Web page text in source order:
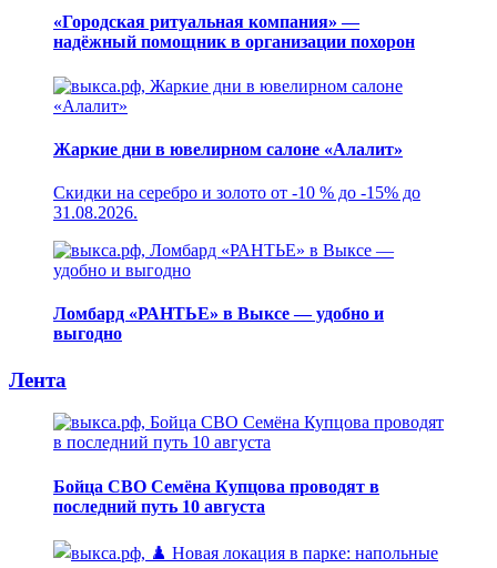
«Городская ритуальная компания» —
надёжный помощник в организации похорон
Жаркие дни в ювелирном салоне «Алалит»
Скидки на серебро и золото от -10 % до -15% до
31.08.2026.
Ломбард «РАНТЬЕ» в Выксе — удобно и
выгодно
Лента
Бойца СВО Семёна Купцова проводят в
последний путь 10 августа